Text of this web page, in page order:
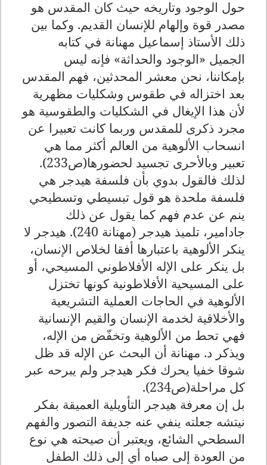
حول الوجود وتاريخه حيث كان المقدس هو
مصدر قوة وإلهام للإنسان القديم. وكما بين
ذلك الأستاذ إسماعيل مهنانة في كتابه
الجميل «الوجود والحداثة» فإنه ليس
بإمكاننا، نحن معشر المحدثين، فهم المقدس
بعد اختزاله في طقوس وشكليات مظهرية
لأن هذا الإيغال في الشكليات والطقوسية هو
مجرد ذكرى للمقدس وربما كانت تعبيرا عن
انسحاب الألوهية من العالم أكثر مما هي
تعبير وبالأحرى تجسيد لحضورها(ص233).
لذلك فالقول بدوي بأن فلسفة هيدجر هي
فلسفة ملحدة هو قول تبسيطي وتسطيحي
ينم عن عدم فهم كما يقول عن ذلك
جادامير، تلميذ هيدجر (مهنانة 240). هيدجر لا
ينكر الألوهية باعتبارها أفقا لخلاص الإنسان،
بل ينكر على الإله الأفلاطوني المسيحي، أو
على المسيحية الأفلاطونية كونها تختزل
الألوهية في الحاجات العملية التشريعية
والأخلاقية لخدمة الإنسان والقيم الإنسانية
فهي تحط من الألوهية وتخفّض من الإله،
ويذكر د. مهنانة أن البحث عن الإله قد ظل
شوقا خفيا يحرك فكر هيدجر ولم يبرحه عبر
كل مراحلة(ص234).
بل إن معرفة هيدجر التأويلية العميقة بفكر
نيتشه جعلته ينفي عنه جديفة التصور والفهم
السطحي الشائع، ويعتبر أن صيحته هي نوع
من العودة إلى صباه أي إلى ذلك الطفل